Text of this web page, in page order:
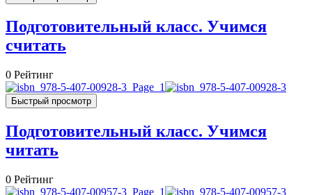
Подготовительный класс. Учимся
считать
0 Рейтинг
Быстрый просмотр
Подготовительный класс. Учимся
читать
0 Рейтинг